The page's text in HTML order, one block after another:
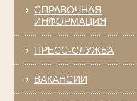
СПРАВОЧНАЯ
ИНФОРМАЦИЯ
ПРЕСС-СЛУЖБА
ВАКАНСИИ